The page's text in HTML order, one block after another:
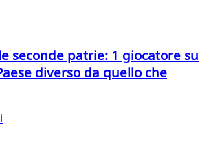
seconde patrie: 1 giocatore su
diverso da quello che